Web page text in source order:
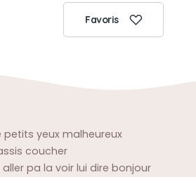
Favoris
petits yeux malheureux
coucher
pa la voir lui dire bonjour